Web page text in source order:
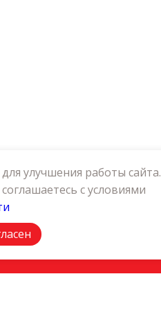
улучшения работы сайта.
с условиями